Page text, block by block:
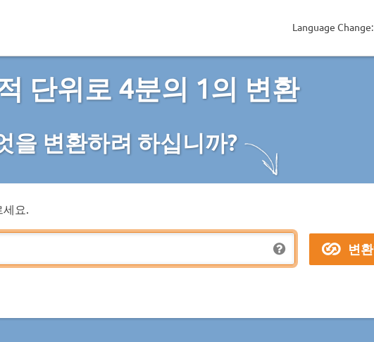
Language Change:
단위로 4분의 1의 변환
을 변환하려 하십니까?
요.